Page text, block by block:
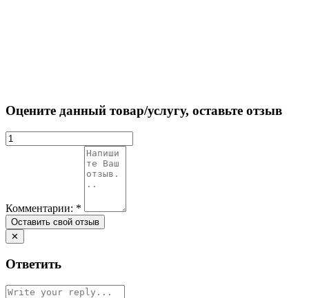
Оцените данный товар/услугу, оставьте отзыв
Комментарии: *
✕
Ответить